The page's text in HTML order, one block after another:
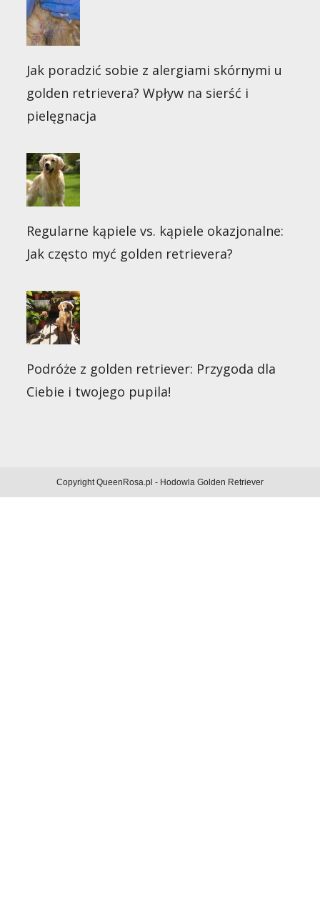
Jak poradzić sobie z alergiami skórnymi u
golden retrievera? Wpływ na sierść i
pielęgnacja
Regularne kąpiele vs. kąpiele okazjonalne:
Jak często myć golden retrievera?
Podróże z golden retriever: Przygoda dla
Ciebie i twojego pupila!
Copyright QueenRosa.pl - Hodowla Golden Retriever